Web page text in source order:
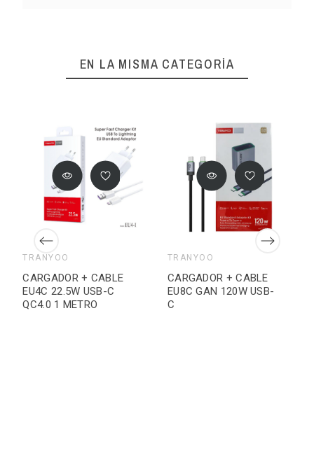
EN LA MISMA CATEGORÍA
TRANYOO
CARGADOR + CABLE
EU4C 22.5W USB-C
QC4.0 1 METRO
TRANYOO
CARGADOR + CABLE
EU8C GAN 120W USB-
C